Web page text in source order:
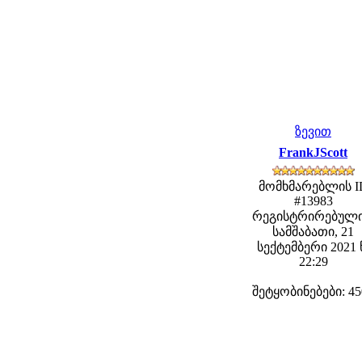
ზევით
FrankJScott
მომხმარებლის
#13983
სამშაბათი, 21
სექტემბერი 2021
22:29
შეტყობინებები: